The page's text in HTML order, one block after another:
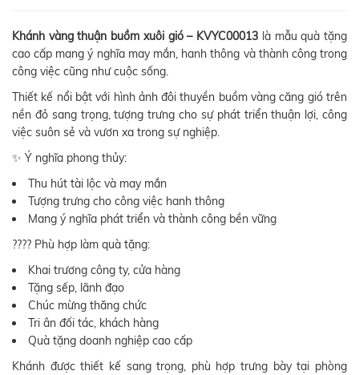
Khánh vàng thuận buồm xuôi gió – KVYC00013 là mẫu quà tặng
cao cấp mang ý nghĩa may mắn, hanh thông và thành công trong
công việc cũng như cuộc sống.
Thiết kế nổi bật với hình ảnh đôi thuyền buồm vàng căng gió trên
nền đỏ sang trọng, tượng trưng cho sự phát triển thuận lợi, công
việc suôn sẻ và vươn xa trong sự nghiệp.
✨ Ý nghĩa phong thủy:
Thu hút tài lộc và may mắn
Tượng trưng cho công việc hanh thông
Mang ý nghĩa phát triển và thành công bền vững
???? Phù hợp làm quà tặng:
Khai trương công ty, cửa hàng
Tặng sếp, lãnh đạo
Chúc mừng thăng chức
Tri ân đối tác, khách hàng
Quà tặng doanh nghiệp cao cấp
Khánh được thiết kế sang trọng, phù hợp trưng bày tại phòng